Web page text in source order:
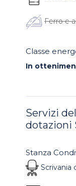
Ferro e
Classe
In
Servizi
dotazioni
Stanza
Scrivania